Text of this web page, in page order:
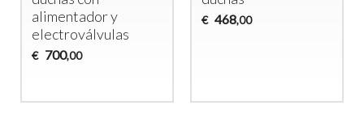
alimentador y
electroválvulas
€ 700,00
€ 468,00